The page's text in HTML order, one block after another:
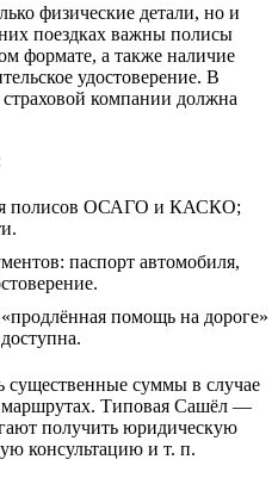
физические детали, но и
поездках важны полисы
а также наличие
удостоверение. В
компании должна
полисов ОСАГО и КАСКО;
паспорт автомобиля,
помощь на дороге»
существенные суммы в случае
Типовая Caшёл —
получить юридическую
консультацию и т. п.